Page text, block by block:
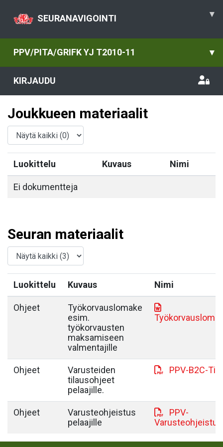
SEURANAVIGOINTI ▾
PPV/PITA/GRIFK YJ T2010-11 ▾
KIRJAUDU
Joukkueen materiaalit
Luokittelu Kuvaus Nimi
Ei dokumentteja
Seuran materiaalit
Luokittelu Kuvaus Nimi
Ohjeet
Työkorvauslomake
esim.
työkorvausten
maksamiseen
valmentajille
Ohjeet
Varusteiden
tilausohjeet
pelaajille.
PPV-B2C-
Ohjeet
Varusteohjeistus
pelaajille
PPV-